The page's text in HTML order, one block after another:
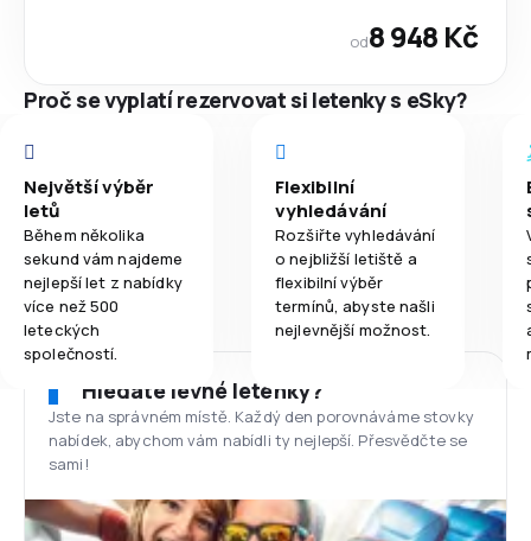
od8 948 Kč
Proč se vyplatí rezervovat si letenky s eSky?
Největší výběr
letů
Během několika
sekund vám najdeme
nejlepší let z nabídky
více než 500
leteckých
společností.
Flexibilní
vyhledávání
Rozšiřte vyhledávání
o nejbližší letiště a
flexibilní výběr
termínů, abyste našli
nejlevnější možnost.
Hledáte levné letenky?
Jste na správném místě. Každý den porovnáváme stovky
nabídek, abychom vám nabídli ty nejlepší. Přesvědčte se
sami!